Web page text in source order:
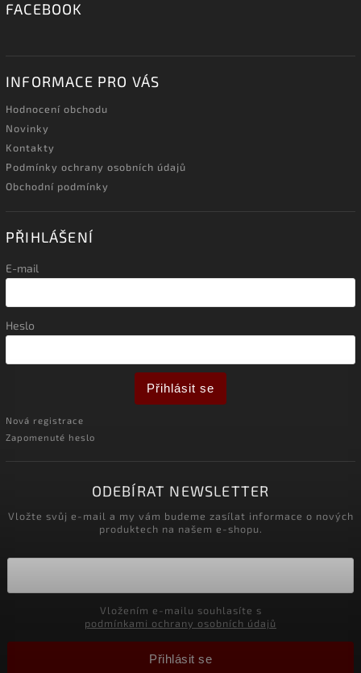
FACEBOOK
INFORMACE PRO VÁS
Hodnocení obchodu
Novinky
Kontakty
Podmínky ochrany osobních údajů
Obchodní podmínky
PŘIHLÁŠENÍ
E-mail
Heslo
Přihlásit se
Nová registrace
Zapomenuté heslo
ODEBÍRAT NEWSLETTER
Vložte svůj e-mail a my vám budeme zasílat informace o nových
produktech na našem e-shopu.
podmínkami ochrany osobních údajů
Přihlásit se